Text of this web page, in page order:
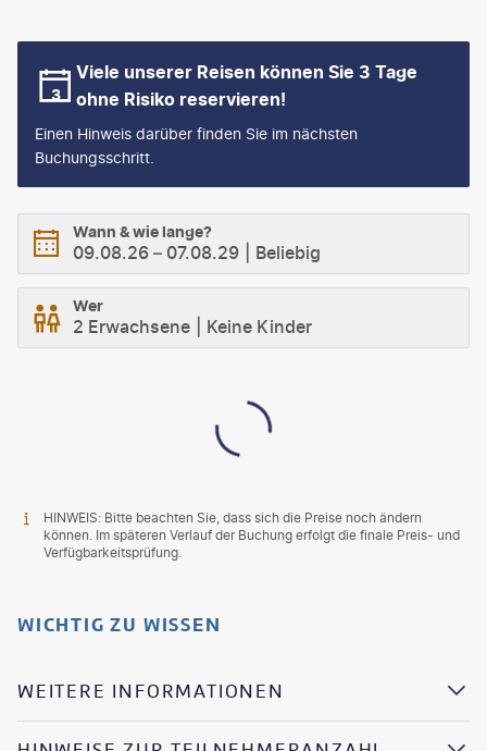
Viele unserer Reisen können Sie 3 Tage
ohne Risiko reservieren!
Einen Hinweis darüber finden Sie im nächsten
Buchungsschritt.
Wann & wie lange?
09.08.26 – 07.08.29 Beliebig
Wer
2 Erwachsene Keine Kinder
HINWEIS: Bitte beachten Sie, dass sich die Preise noch ändern
können. Im späteren Verlauf der Buchung erfolgt die finale Preis- und
Verfügbarkeitsprüfung.
WICHTIG ZU WISSEN
WEITERE INFORMATIONEN